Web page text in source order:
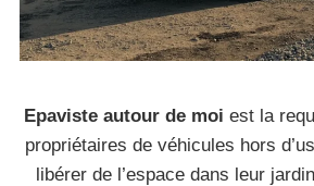
Epaviste autour de moi est la
propriétaires de véhicules hors
libérer de l’espace dans leur